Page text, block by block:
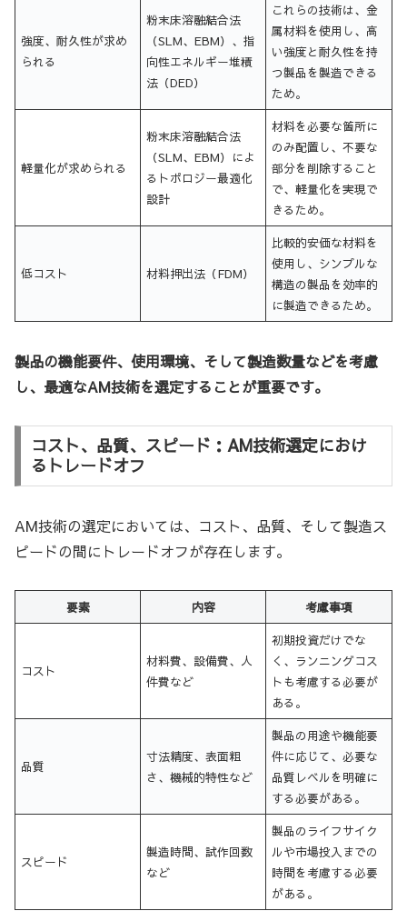
強度、耐久性が求め
られる
粉末床溶融結合法
（SLM、EBM）、指
向性エネルギー堆積
法（DED）
これらの技術は、金
属材料を使用し、高
い強度と耐久性を持
つ製品を製造できる
ため。
軽量化が求められる
粉末床溶融結合法
（SLM、EBM）によ
るトポロジー最適化
設計
材料を必要な箇所に
のみ配置し、不要な
部分を削除すること
で、軽量化を実現で
きるため。
低コスト 材料押出法（FDM）
比較的安価な材料を
使用し、シンプルな
構造の製品を効率的
に製造できるため。
製品の機能要件、使用環境、そして製造数量などを考慮
し、最適なAM技術を選定することが重要です。
コスト、品質、スピード：AM技術選定におけ
るトレードオフ
AM技術の選定においては、コスト、品質、そして製造ス
ピードの間にトレードオフが存在します。
要素 内容 考慮事項
コスト
材料費、設備費、人
件費など
初期投資だけでな
く、ランニングコス
トも考慮する必要が
ある。
品質
寸法精度、表面粗
さ、機械的特性など
製品の用途や機能要
件に応じて、必要な
品質レベルを明確に
する必要がある。
スピード
製造時間、試作回数
など
製品のライフサイク
ルや市場投入までの
時間を考慮する必要
がある。